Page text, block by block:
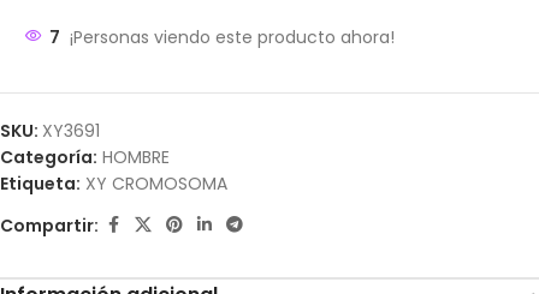
7 ¡Personas viendo este producto ahora!
SKU: XY3691
Categoría: HOMBRE
Etiqueta: XY CROMOSOMA
Compartir: